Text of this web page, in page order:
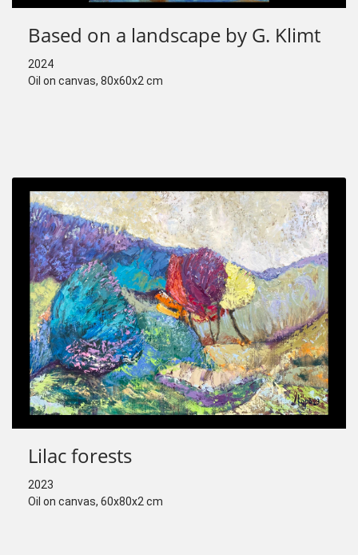
Based on a landscape by G. Klimt
2024
Oil on canvas, 80x60x2 cm
Lilac forests
2023
Oil on canvas, 60x80x2 cm